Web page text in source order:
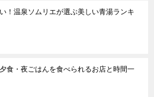
！温泉ソムリエが選ぶ美しい青湯ランキ
食・夜ごはんを食べられるお店と時間一